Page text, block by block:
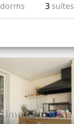
dorms 3 suítes